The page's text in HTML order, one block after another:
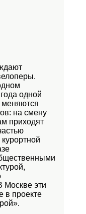
одной
меняются
на смену
приходят
Москве эти
в проекте